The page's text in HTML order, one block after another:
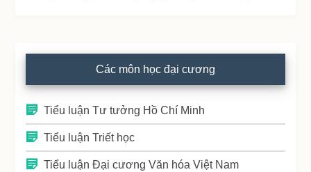
Các môn học đại cương
Tiểu luận Tư tưởng Hồ Chí Minh
Tiểu luận Triết học
Tiểu luận Đại cương Văn hóa Việt Nam